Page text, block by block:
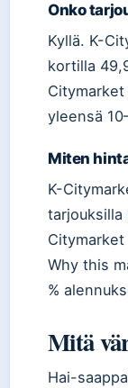
Onko
Kyllä. K-
kortilla
yleensä
Miten
K-
tarjouksilla
Why this
%
Mitä
Hai-